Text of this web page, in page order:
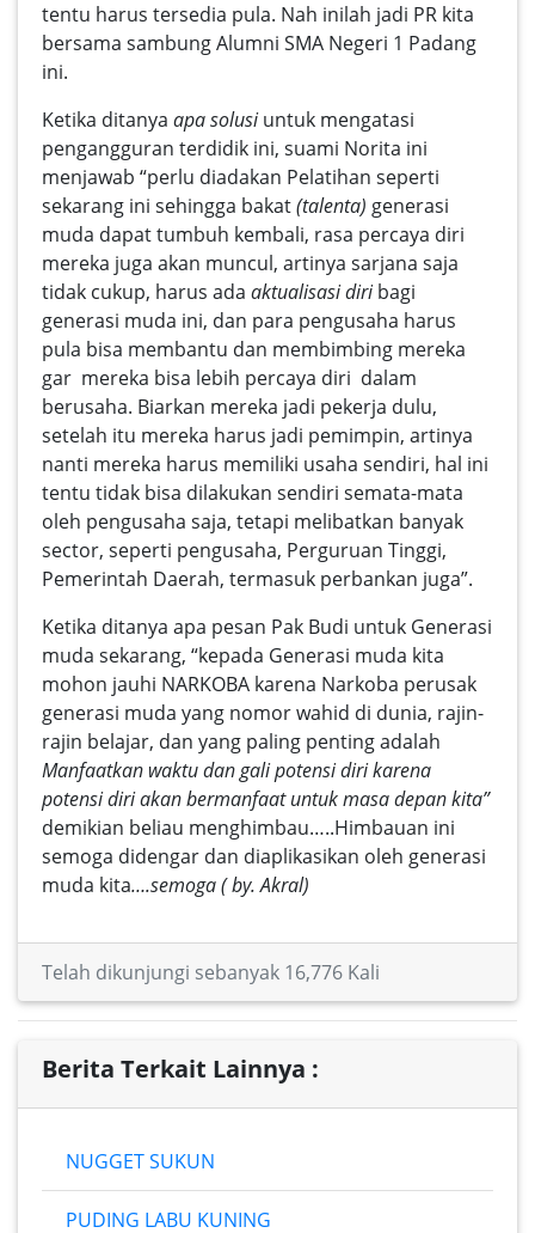
tentu harus tersedia pula. Nah inilah jadi PR kita
bersama sambung Alumni SMA Negeri 1 Padang
ini.
Ketika ditanya apa solusiuntuk mengatasi
pengangguran terdidik ini, suami Norita ini
menjawab “perlu diadakan Pelatihan seperti
sekarang ini sehingga bakat(talenta) generasi
muda dapat tumbuh kembali, rasa percaya diri
mereka juga akan muncul, artinya sarjana saja
tidak cukup, harus ada aktualisasi diribagi
generasi muda ini, dan para pengusaha harus
pula bisa membantu dan membimbing mereka
gar mereka bisa lebih percaya diri dalam
berusaha. Biarkan mereka jadi pekerja dulu,
setelah itu mereka harus jadi pemimpin, artinya
nanti mereka harus memiliki usaha sendiri, hal ini
tentu tidak bisa dilakukan sendiri semata-mata
oleh pengusaha saja, tetapi melibatkan banyak
sector, seperti pengusaha, Perguruan Tinggi,
Pemerintah Daerah, termasuk perbankan juga”.
Ketika ditanya apa pesan Pak Budi untuk Generasi
muda sekarang, “kepada Generasi muda kita
mohon jauhi NARKOBA karena Narkoba perusak
generasi muda yang nomor wahid di dunia, rajin-
rajin belajar, dan yang paling penting adalah
Manfaatkan waktu dan gali potensi diri karena
potensi diri akan bermanfaat untuk masa depan kita”
demikian beliau menghimbau…..Himbauan ini
semoga didengar dan diaplikasikan oleh generasi
muda kita….semoga ( by. Akral)
Telah dikunjungi sebanyak 16,776 Kali
Berita Terkait Lainnya :
NUGGET SUKUN
PUDING LABU KUNING